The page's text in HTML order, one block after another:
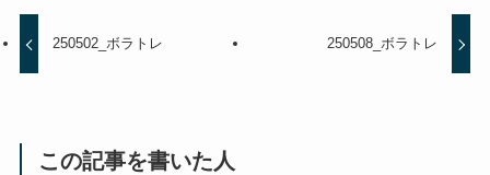
250502_ボラトレ 250508_ボラトレ
この記事を書いた人